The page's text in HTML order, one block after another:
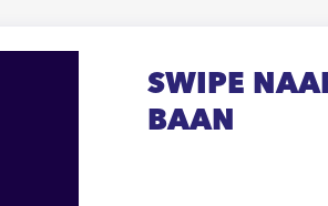
SWIPE
BAAN